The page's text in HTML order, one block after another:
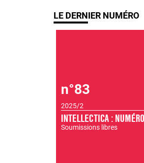
LE DERNIER NUMÉRO
n°83
2025/2
INTELLECTICA :
Soumissions libres